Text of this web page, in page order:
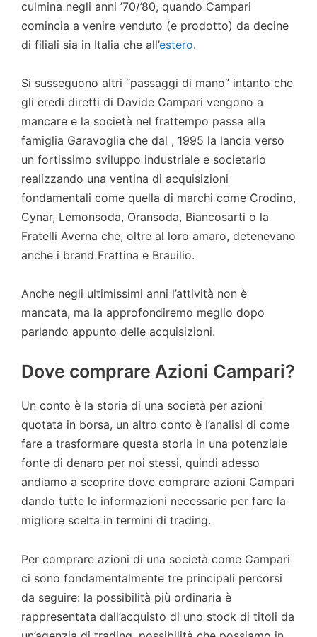
culmina negli anni ’70/’80, quando Campari
comincia a venire venduto (e prodotto) da decine
di filiali sia in Italia che all’estero.
Si susseguono altri “passaggi di mano” intanto che
gli eredi diretti di Davide Campari vengono a
mancare e la società nel frattempo passa alla
famiglia Garavoglia che dal , 1995 la lancia verso
un fortissimo sviluppo industriale e societario
realizzando una ventina di acquisizioni
fondamentali come quella di marchi come Crodino,
Cynar, Lemonsoda, Oransoda, Biancosarti o la
Fratelli Averna che, oltre al loro amaro, detenevano
anche i brand Frattina e Brauilio.
Anche negli ultimissimi anni l’attività non è
mancata, ma la approfondiremo meglio dopo
parlando appunto delle acquisizioni.
Dove comprare Azioni Campari?
Un conto è la storia di una società per azioni
quotata in borsa, un altro conto è l’analisi di come
fare a trasformare questa storia in una potenziale
fonte di denaro per noi stessi, quindi adesso
andiamo a scoprire dove comprare azioni Campari
dando tutte le informazioni necessarie per fare la
migliore scelta in termini di trading.
Per comprare azioni di una società come Campari
ci sono fondamentalmente tre principali percorsi
da seguire: la possibilità più ordinaria è
rappresentata dall’acquisto di uno stock di titoli da